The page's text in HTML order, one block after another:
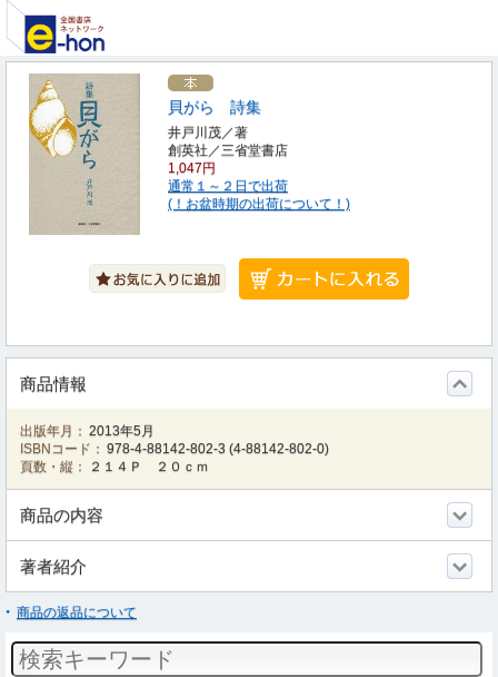
貝がら 詩集
井戸川茂／著
創英社／三省堂書店
1,047円
通常１～２日で出荷
(！お盆時期の出荷について！)
商品情報
出版年月： 2013年5月
ISBNコード： 978-4-88142-802-3 (4-88142-802-0)
頁数・縦：
２１４Ｐ ２０ｃｍ
商品の内容
著者紹介
商品の返品について